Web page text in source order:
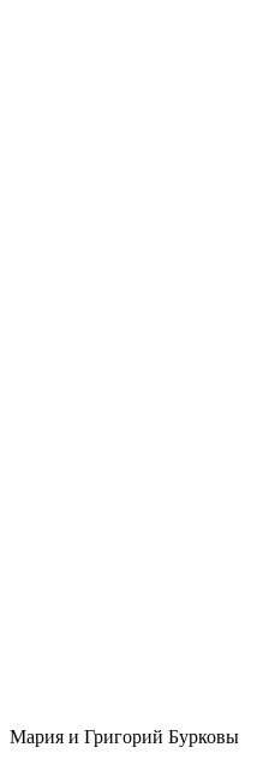
Мария и Григорий Бурковы